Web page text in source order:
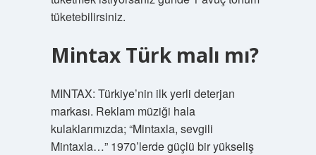
tüketebilirsiniz.
Mintax Türk malı mı?
MINTAX: Türkiye’nin ilk yerli deterjan
markası. Reklam müziği hala
kulaklarımızda; “Mintaxla, sevgili
Mintaxla…” 1970’lerde güçlü bir yükseliş